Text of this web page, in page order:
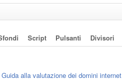
Script Pulsanti Divisori
Guida alla valutazione dei domini internet